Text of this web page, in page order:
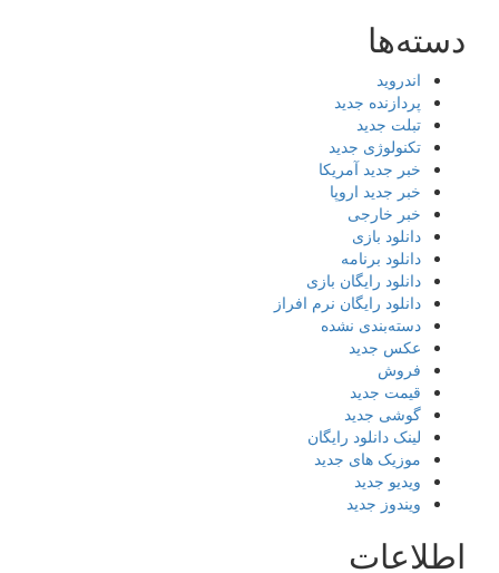
دسته‌ها
اندروید
پردازنده جدید
تبلت جدید
تکنولوژی جدید
خبر جدید آمریکا
خبر جدید اروپا
خبر خارجی
دانلود بازی
دانلود برنامه
دانلود رایگان بازی
دانلود رایگان نرم افراز
دسته‌بندی نشده
عکس جدید
فروش
قیمت جدید
گوشی جدید
لینک دانلود رایگان
موزیک های جدید
ویدیو جدید
ویندوز جدید
اطلاعات